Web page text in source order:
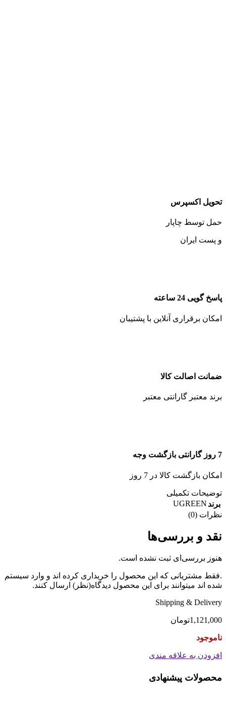
تحویل اکسپرس
حمل توسط چاپار
و پست ایران
پاسخ گویی 24 ساعته
امکان برقراری آنلاین با پشتیبان
ضمانت اصالت کالا
برند معتبر گارانتی معتبر
7 روز گارانتی بازگشت وجه
امکان بازگشت کالا در 7 روز
توضیحات تکمیلی
برند UGREEN
نظرات (0)
نقد و بررسی‌ها
هنوز بررسی‌ای ثبت نشده است.
.فقط مشتریانی که این محصول را خریداری کرده اند و وارد سیستم
شده اند میتوانند برای این محصول دیدگاه(نظر) ارسال کنند.
Shipping & Delivery
1,121,000تومان
ناموجود
افزودن به علاقه مندی
محصولات پیشنهادی